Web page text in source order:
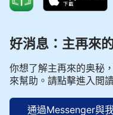
好消息：主再來
你想了解主再來的奥秘
來幫助。請點擊進入閲
通過Messenger與